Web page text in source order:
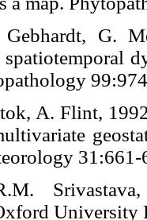
G.
A. Flint,
Oxford